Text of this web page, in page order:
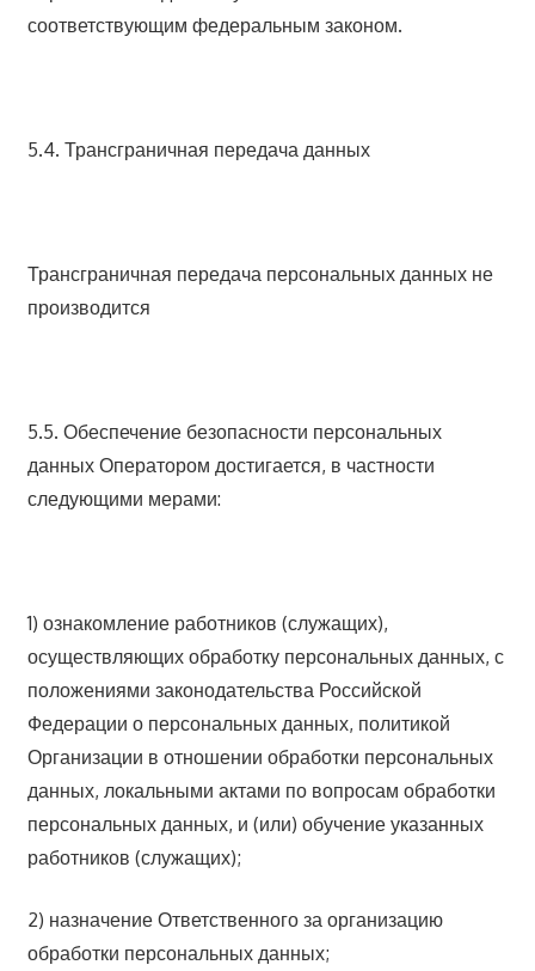
соответствующим федеральным законом.
5.4. Трансграничная передача данных
Трансграничная передача персональных данных не
производится
5.5. Обеспечение безопасности персональных
данных Оператором достигается, в частности
следующими мерами:
1) ознакомление работников (служащих),
осуществляющих обработку персональных данных, с
положениями законодательства Российской
Федерации о персональных данных, политикой
Организации в отношении обработки персональных
данных, локальными актами по вопросам обработки
персональных данных, и (или) обучение указанных
работников (служащих);
2) назначение Ответственного за организацию
обработки персональных данных;